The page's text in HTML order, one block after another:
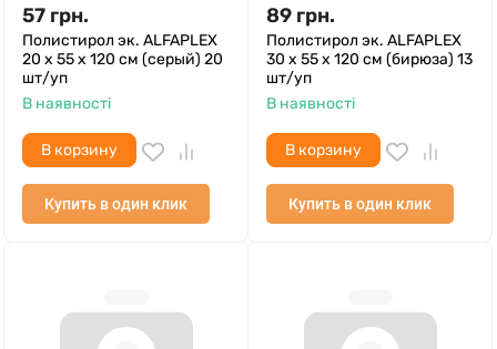
57 грн.
Полистирол эк. ALFAPLEX
20 х 55 х 120 см (серый) 20
шт/уп
В наявності
В корзину
Купить в один клик
89 грн.
Полистирол эк. ALFAPLEX
30 х 55 х 120 см (бирюза) 13
шт/уп
В наявності
В корзину
Купить в один клик